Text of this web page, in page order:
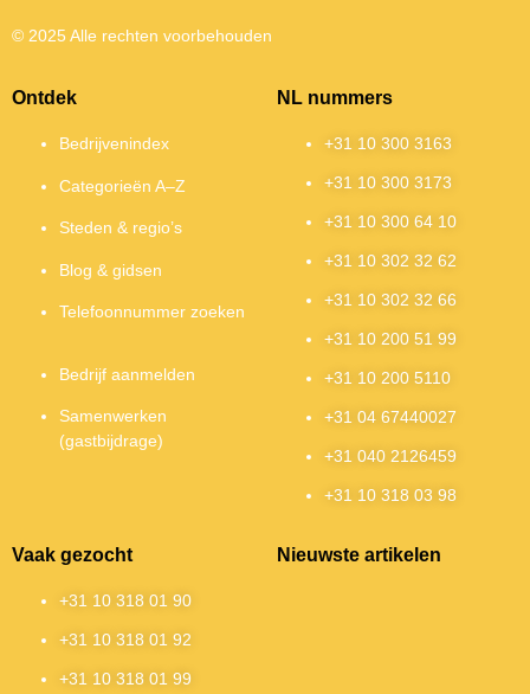
© 2025 Alle rechten voorbehouden
Ontdek
Bedrijvenindex
Categorieën A–Z
Steden & regio’s
Blog & gidsen
Telefoonnummer zoeken
Bedrijf aanmelden
Samenwerken
(gastbijdrage)
NL nummers
+31 10 300 3163
+31 10 300 3173
+31 10 300 64 10
+31 10 302 32 62
+31 10 302 32 66
+31 10 200 51 99
+31 10 200 5110
+31 04 67440027
+31 040 2126459
+31 10 318 03 98
Vaak gezocht
+31 10 318 01 90
+31 10 318 01 92
+31 10 318 01 99
Nieuwste artikelen